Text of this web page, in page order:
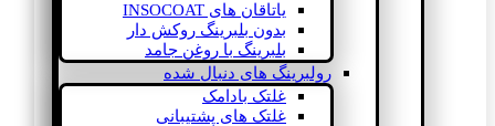
یاتاقان های INSOCOAT
بدون بلبرینگ روکش دار
بلبرینگ با روغن جامد
رولبرینگ های دنبال شده
غلتک بادامک
غلتک های پشتیبانی